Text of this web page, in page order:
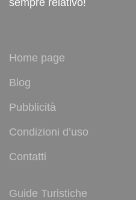
Home page
Blog
Pubblicità
Condizioni d’uso
Contatti
Guide Turistiche